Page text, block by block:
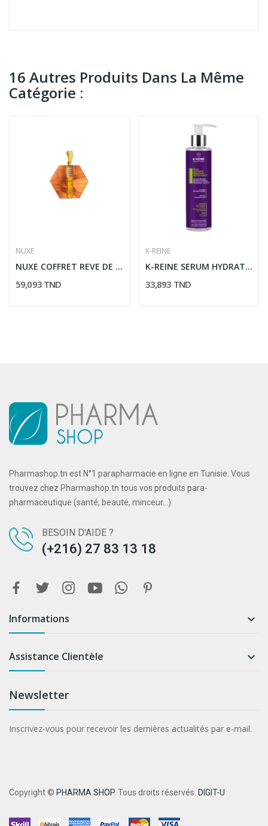
16 Autres Produits Dans La Même
Catégorie :
NUXE
NUXE COFFRET REVE DE MIEL SOIN DES LEVRES AU...
59,093 TND
K-REINE
K-REINE SERUM HYDRATANT REPARATEUR...
33,893 TND
Pharmashop.tn est N°1 parapharmacie en ligne en Tunisie. Vous
trouvez chez Pharmashop.tn tous vos produits para-
pharmaceutique (santé, beauté, minceur...)
BESOIN D'AIDE ?
(+216) 27 83 13 18
Informations 
Assistance Clientèle 
Newsletter
Inscrivez-vous pour recevoir les dernières actualités par e-mail.
Copyright © PHARMA SHOP. Tous droits réservés. DIGIT-U